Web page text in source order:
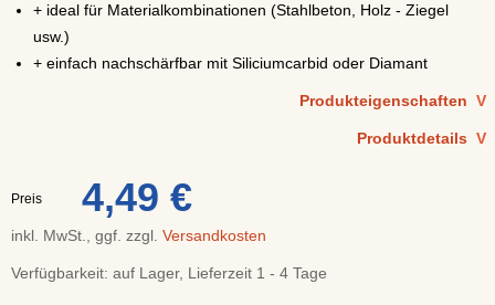
+ ideal für Materialkombinationen (Stahlbeton, Holz - Ziegel
usw.)
+ einfach nachschärfbar mit Siliciumcarbid oder Diamant
Produkteigenschaften V
Produktdetails V
Preis 4,49 €
inkl. MwSt., ggf. zzgl. Versandkosten
Verfügbarkeit: auf Lager, Lieferzeit 1 - 4 Tage